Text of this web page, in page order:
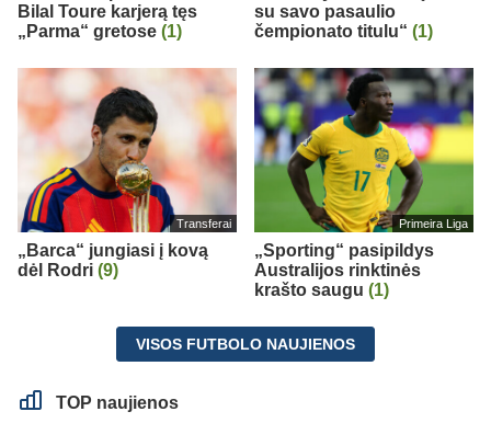
Bilal Toure karjerą tęs
„Parma“ gretose (1)
su savo pasaulio
čempionato titulu“ (1)
Transferai
„Barca“ jungiasi į kovą
dėl Rodri (9)
Primeira Liga
„Sporting“ pasipildys
Australijos rinktinės
krašto saugu (1)
VISOS FUTBOLO NAUJIENOS
TOP naujienos